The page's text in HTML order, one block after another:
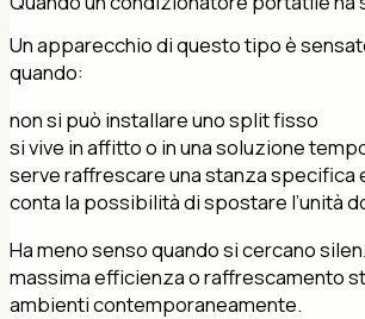
Un apparecchio di questo tipo è
quando:
non si può installare uno split fisso
si vive in affitto o in una soluzione
serve raffrescare una stanza specifica
conta la possibilità di spostare l’unità
Ha meno senso quando si cercano
massima efficienza o raffrescamento
ambienti contemporaneamente.